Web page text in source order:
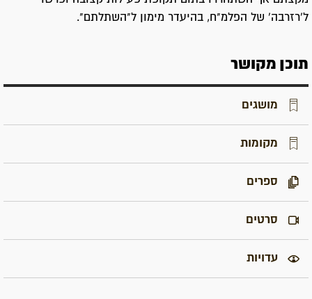
ל'רזרבה' של הפלמ"ח, בהיעדר מימון ל"השתלתם".
תוכן מקושר
מושגים
מקומות
ספרים
סרטים
עדויות